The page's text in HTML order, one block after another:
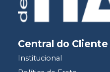
Central do Cliente
Institucional